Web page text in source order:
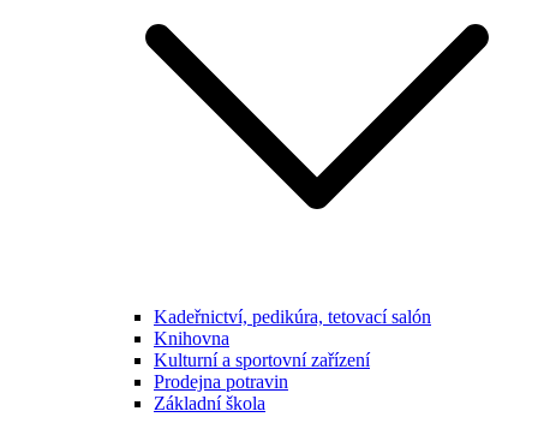
Kadeřnictví, pedikúra, tetovací salón
Knihovna
Kulturní a sportovní zařízení
Prodejna potravin
Základní škola